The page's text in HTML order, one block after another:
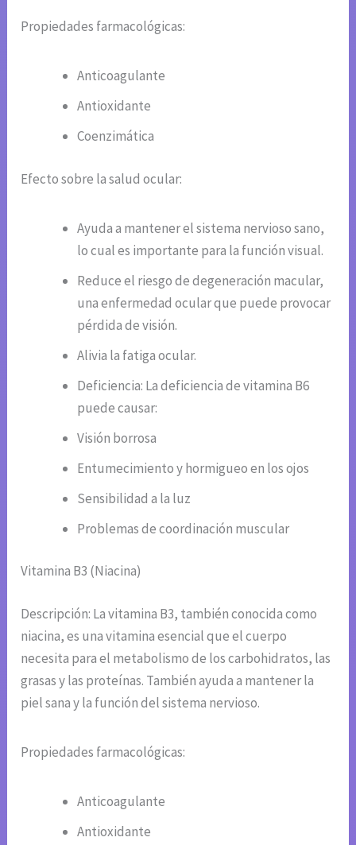
Propiedades farmacológicas:
Anticoagulante
Antioxidante
Coenzimática
Efecto sobre la salud ocular:
Ayuda a mantener el sistema nervioso sano,
lo cual es importante para la función visual.
Reduce el riesgo de degeneración macular,
una enfermedad ocular que puede provocar
pérdida de visión.
Alivia la fatiga ocular.
Deficiencia: La deficiencia de vitamina B6
puede causar:
Visión borrosa
Entumecimiento y hormigueo en los ojos
Sensibilidad a la luz
Problemas de coordinación muscular
Vitamina B3 (Niacina)
Descripción: La vitamina B3, también conocida como
niacina, es una vitamina esencial que el cuerpo
necesita para el metabolismo de los carbohidratos, las
grasas y las proteínas. También ayuda a mantener la
piel sana y la función del sistema nervioso.
Propiedades farmacológicas:
Anticoagulante
Antioxidante